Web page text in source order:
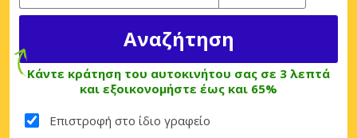
Κάντε κράτηση του αυτοκινήτου σας σε 3 λεπτά
και εξοικονομήστε έως και 65%
Επιστροφή στο ίδιο γραφείο